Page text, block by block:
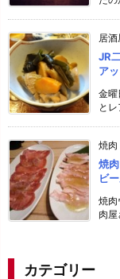
居酒
JR
ア
金曜
と
焼肉
焼
ビ
焼肉
肉
カテゴリー